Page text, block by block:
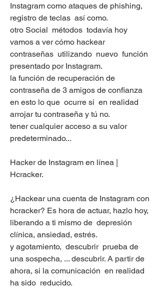
Instagram como ataques de phishing,
registro de teclas  así como.
otro Social  métodos  todavía hoy
vamos a ver cómo hackear
contraseñas  utilizando  nuevo  función
presentado por Instagram.
la función de recuperación de
contraseña de 3 amigos de confianza
en esto lo que  ocurre si  en realidad
arrojar tu contraseña y tú no.
tener cualquier acceso a su valor
predeterminado...
Hacker de Instagram en línea |
Hcracker.
¿Hackear una cuenta de Instagram con
hcracker? Es hora de actuar, hazlo hoy,
liberando a ti mismo de  depresión
clínica, ansiedad, estrés.
y agotamiento,  descubrir  prueba de
una sospecha, ... descubrir. A partir de
ahora, si la comunicación  en realidad
ha sido  reducido.